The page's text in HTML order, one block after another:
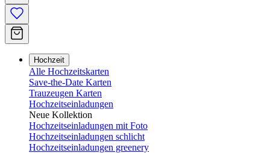
Hochzeit
Alle Hochzeitskarten
Save-the-Date Karten
Trauzeugen Karten
Hochzeitseinladungen
Neue Kollektion
Hochzeitseinladungen mit Foto
Hochzeitseinladungen schlicht
Hochzeitseinladungen greenery